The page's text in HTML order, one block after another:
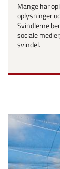
Mange har
oplysninger
Svindlerne
sociale
svindel.